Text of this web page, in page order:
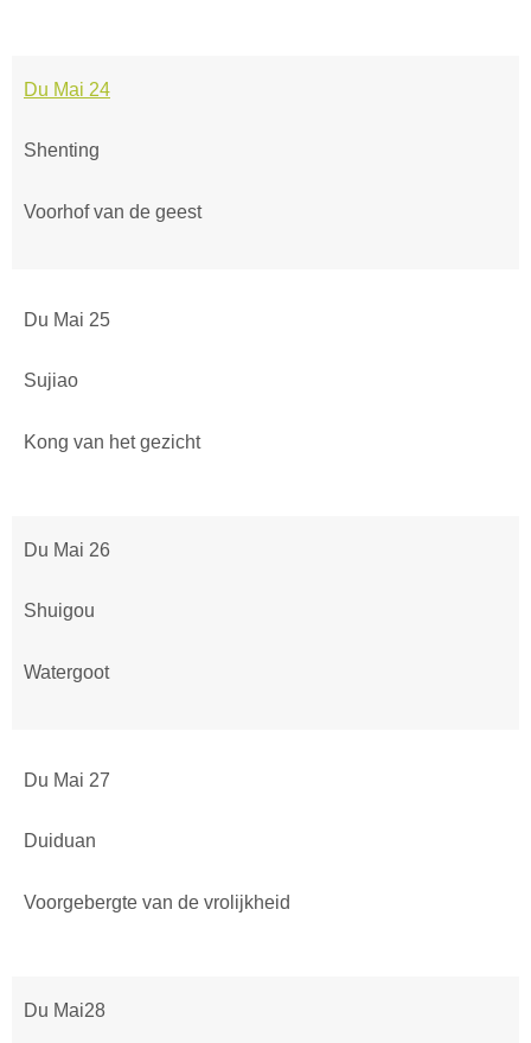
Du Mai 24
Shenting
Voorhof van de geest
Du Mai 25
Sujiao
Kong van het gezicht
Du Mai 26
Shuigou
Watergoot
Du Mai 27
Duiduan
Voorgebergte van de vrolijkheid
Du Mai28